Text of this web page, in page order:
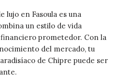
en Fasoula es una
un estilo de vida
prometedor. Con la
del mercado, tu
de Chipre puede ser